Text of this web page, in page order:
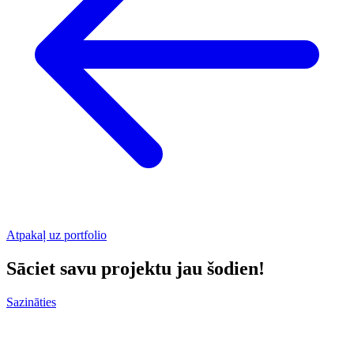
Atpakaļ uz portfolio
Sāciet savu projektu jau šodien!
Sazināties